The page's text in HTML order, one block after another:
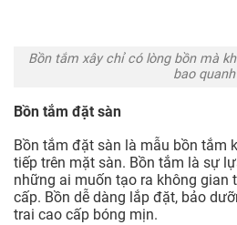
Bồn tắm xây chỉ có lòng bồn mà
bao quanh
Bồn tắm đặt sàn
Bồn tắm đặt sàn là mẫu bồn tắm
tiếp trên mặt sàn. Bồn tắm là sự
những ai muốn tạo ra không gian
cấp. Bồn dễ dàng lắp đặt, bảo
trai cao cấp bóng mịn.